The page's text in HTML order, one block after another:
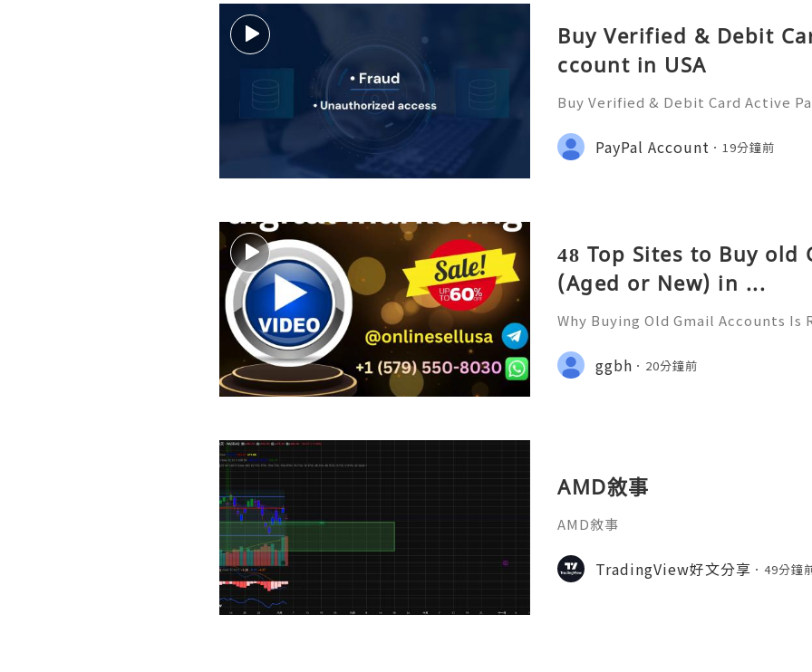
Buy Verified & Debit
ccount in USA
Buy Verified & Debit Card Active
ere 24/7! 📧 Email:
(772)563-8300 🚀 Telegram: @usam
PayPal Account 19分鐘前
48 Top Sites to Buy old
(Aged or New) in ...
Why Buying Old Gmail Accounts Is
rt 24/7 🚀📡💬📱🛸👑 Telegram ➜
👑 Discord ➜ Account Service
ggbh 20分鐘前
AMD敘事
AMD敘事
TradingView好文分享 49分鐘